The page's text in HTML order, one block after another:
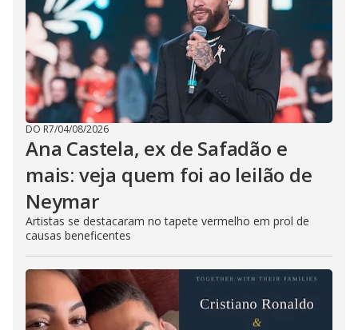
DO R7/04/08/2026
Ana Castela, ex de Safadão e
mais: veja quem foi ao leilão de
Neymar
Artistas se destacaram no tapete vermelho em prol de
causas beneficentes